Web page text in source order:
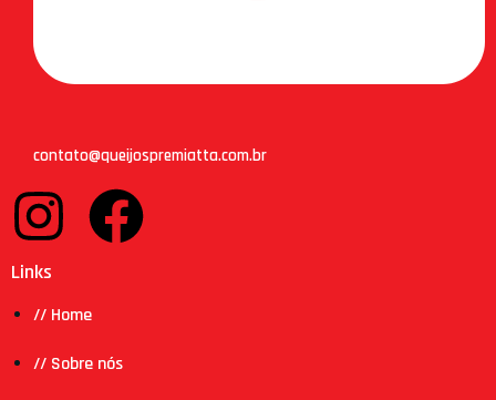
contato@queijospremiatta.com.br
Links
// Home
// Sobre nós